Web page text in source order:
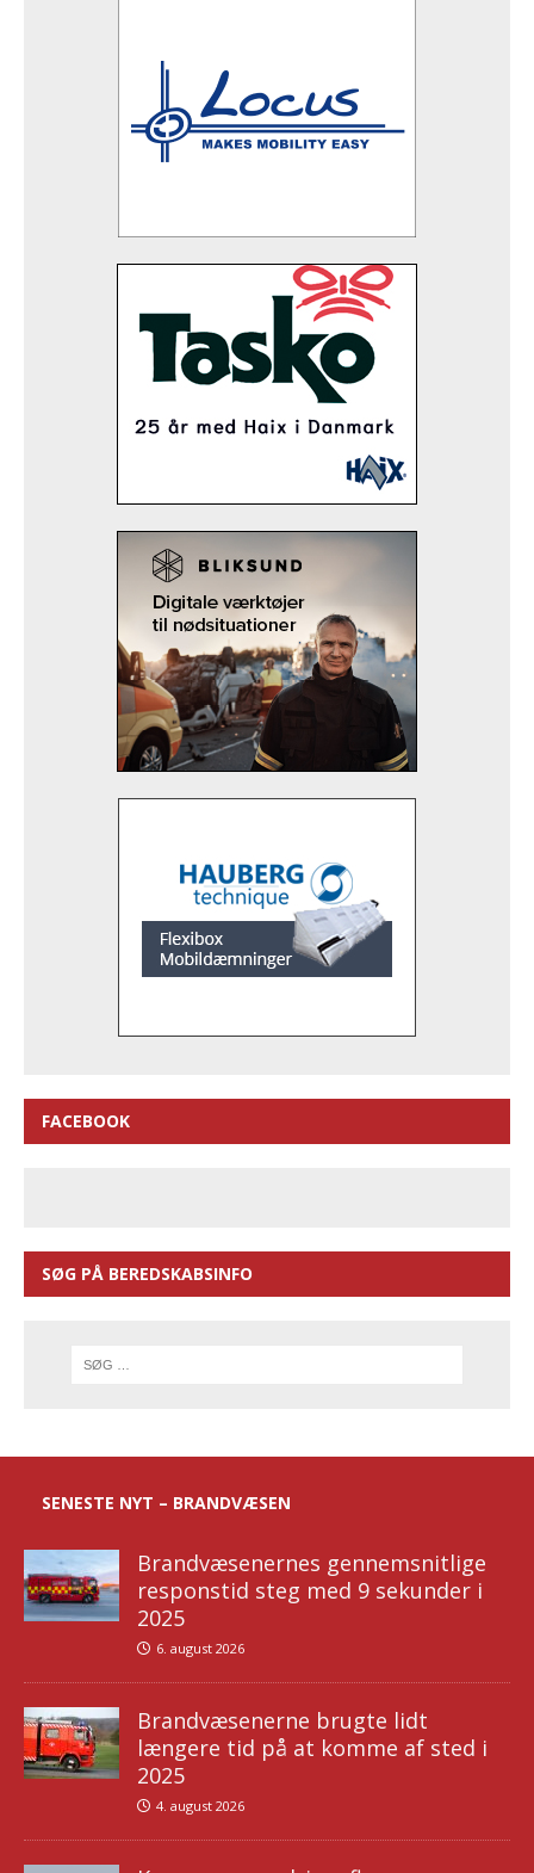
FACEBOOK
SØG PÅ BEREDSKABSINFO
SENESTE NYT – BRANDVÆSEN
Brandvæsenernes gennemsnitlige
responstid steg med 9 sekunder i
2025
6. august 2026
Brandvæsenerne brugte lidt
længere tid på at komme af sted i
2025
4. august 2026